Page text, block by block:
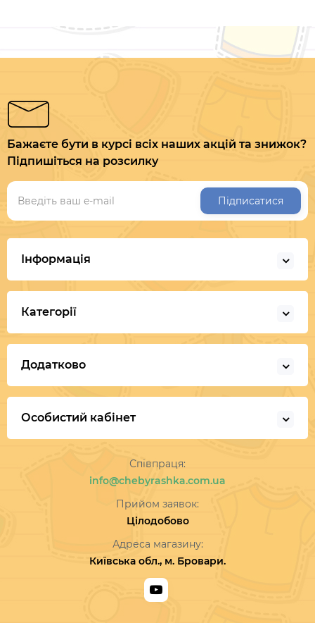
Бажаєте бути в курсі всіх наших акцій та знижок?
Підпишіться на розсилку
Підписатися
Інформація
Категорії
Додатково
Особистий кабінет
Співпраця:
info@chebyrashka.com.ua
Прийом заявок:
Цілодобово
Адреса магазину:
Київська обл., м. Бровари.